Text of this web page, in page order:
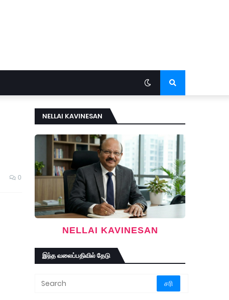
0
NELLAI KAVINESAN
NELLAI KAVINESAN
இந்த வலைப்பதிவில் தேடு